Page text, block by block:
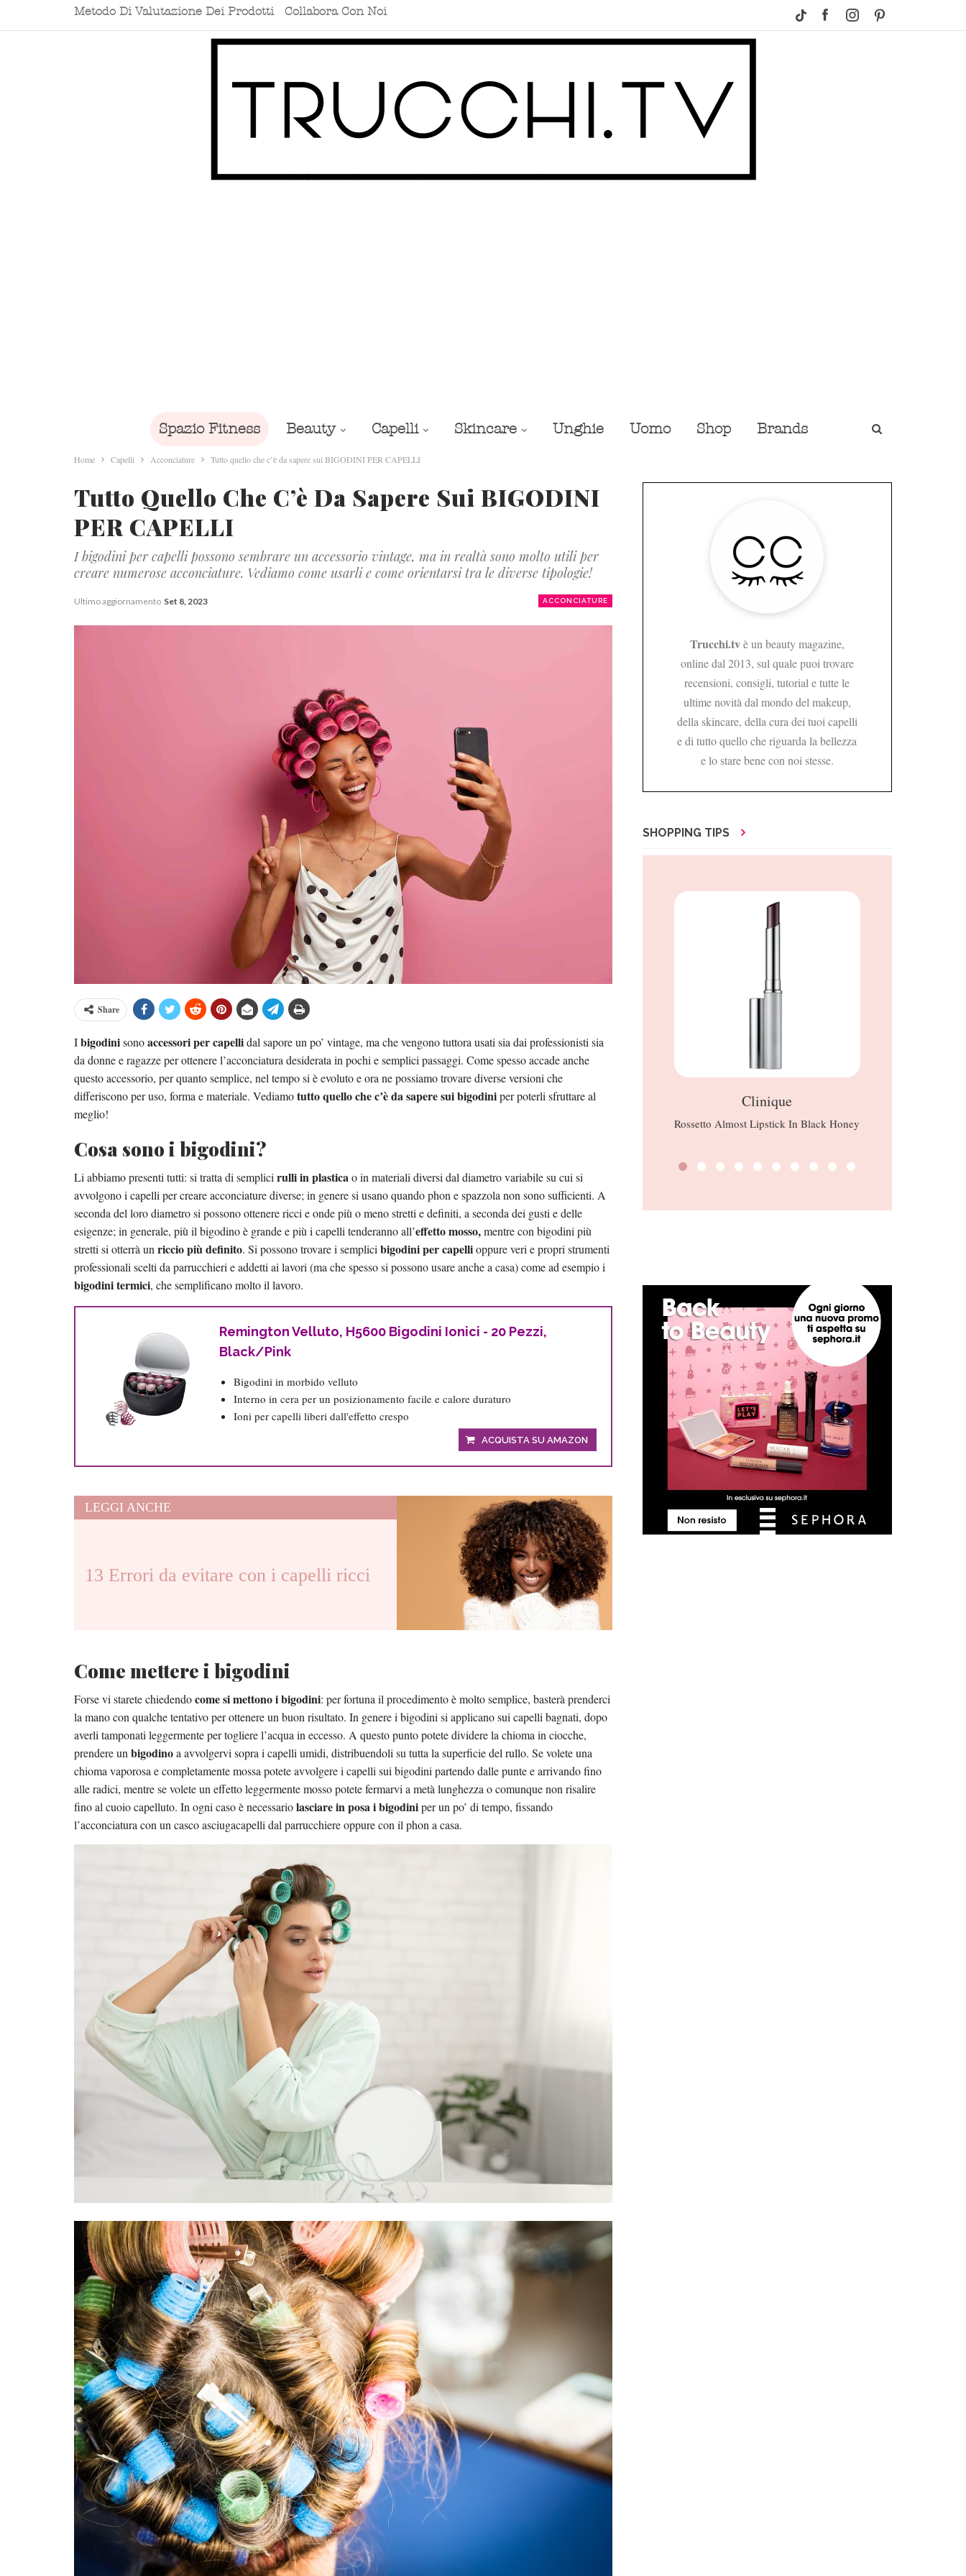
Metodo Di Valutazione Dei Prodotti Collabora Con Noi
Spazio Fitness Beauty Capelli Skincare Unghie Uomo Shop Brands
Home Capelli Acconciature Tutto quello che c’è da sapere sui BIGODINI PER CAPELLI
Tutto Quello Che C’è Da Sapere Sui BIGODINI
PER CAPELLI
I bigodini per capelli possono sembrare un accessorio vintage, ma in realtà sono molto utili per
creare numerose acconciature. Vediamo come usarli e come orientarsi tra le diverse tipologie!
ACCONCIATURE
Ultimo aggiornamento Set 8, 2023
Share
Ibigodinisonoaccessori per capellidal sapore un po’ vintage, ma che vengono tuttora usati sia dai professionisti sia
da donne e ragazze per ottenere l’acconciatura desiderata in pochi e semplici passaggi. Come spesso accade anche
questo accessorio, per quanto semplice, nel tempo si è evoluto e ora ne possiamo trovare diverse versioni che
differiscono per uso, forma e materiale. Vediamotutto quello che c’è da sapere sui bigodiniper poterli sfruttare al
meglio!
Cosa sono i bigodini?
Li abbiamo presenti tutti: si tratta di semplici rulli in plasticao in materiali diversi dal diametro variabile su cui si
avvolgono i capelli per creare acconciature diverse; in genere si usano quando phon e spazzola non sono sufficienti. A
seconda del loro diametro si possono ottenere ricci e onde più o meno stretti e definiti, a seconda dei gusti e delle
esigenze; in generale, più il bigodino è grande e più i capelli tenderanno all’effetto mosso,mentre con bigodini più
stretti si otterrà un riccio più definito. Si possono trovare i semplici bigodini per capellioppure veri e propri strumenti
professionali scelti da parrucchieri e addetti ai lavori (ma che spesso si possono usare anche a casa) come ad esempio i
bigodini termici, che semplificano molto il lavoro.
Remington Velluto, H5600 Bigodini Ionici - 20 Pezzi,
Black/Pink
Bigodini in morbido velluto
Interno in cera per un posizionamento facile e calore duraturo
Ioni per capelli liberi dall'effetto crespo
ACQUISTA SU AMAZON
LEGGI ANCHE
13 Errori da evitare con i capelli ricci
Come mettere i bigodini
Forse vi starete chiedendocome si mettono i bigodini: per fortuna il procedimento è molto semplice, basterà prenderci
la mano con qualche tentativo per ottenere un buon risultato. In genere i bigodini si applicano sui capelli bagnati, dopo
averli tamponati leggermente per togliere l’acqua in eccesso. A questo punto potete dividere la chioma in ciocche,
prendere un bigodinoa avvolgervi sopra i capelli umidi, distribuendoli su tutta la superficie del rullo. Se volete una
chioma vaporosa e completamente mossa potete avvolgere i capelli sui bigodini partendo dalle punte e arrivando fino
alle radici, mentre se volete un effetto leggermente mosso potete fermarvi a metà lunghezza o comunque non risalire
fino al cuoio capelluto. In ogni caso è necessariolasciare in posa i bigodiniper un po’ di tempo, fissando
l’acconciatura con un casco asciugacapelli dal parrucchiere oppure con il phon a casa.
Trucchi.tvè un beauty magazine,
online dal 2013, sul quale puoi trovare
recensioni, consigli, tutorial e tutte le
ultime novità dal mondo del makeup,
della skincare, della cura dei tuoi capelli
e di tutto quello che riguarda la bellezza
e lo stare bene con noi stesse.
SHOPPING TIPS
Clinique
Rossetto Almost Lipstick In Black Honey